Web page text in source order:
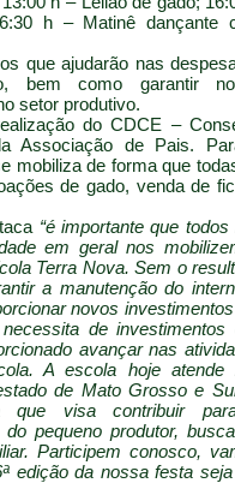
h – Matinê dançante
que ajudarão nas
bem como garantir
setor produtivo.
do CDCE –
Associação de Pais.
mobiliza de forma que
de gado, venda de
“é importante que todos
em geral nos
Terra Nova. Sem o
a manutenção do
novos
de
avançar nas
A escola hoje atende
de Mato Grosso e
que visa contribuir
pequeno produtor,
Participem conosco,
edição da nossa festa